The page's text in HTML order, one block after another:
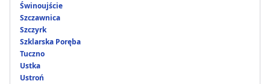
Świnoujście
Szczawnica
Szczyrk
Szklarska Poręba
Tuczno
Ustka
Ustroń